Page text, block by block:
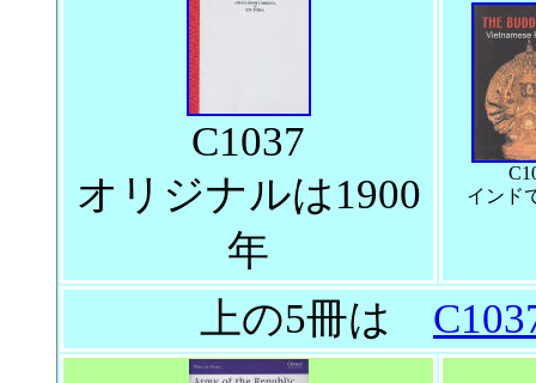
C1037
オリジナルは1900
年
インド
上の5冊は